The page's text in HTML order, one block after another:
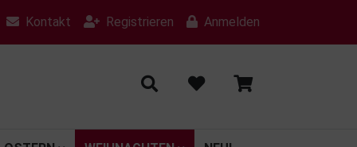
Kontakt Registrieren Anmelden